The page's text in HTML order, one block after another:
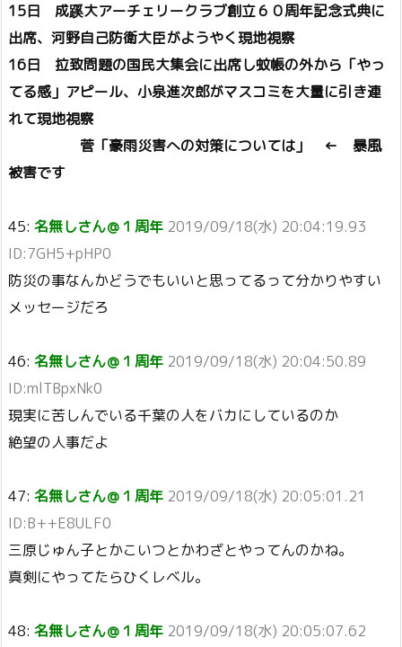
15日 成蹊大アーチェリークラブ創立６０周年記念式典に
出席、河野自己防衛大臣がようやく現地視察
16日 拉致問題の国民大集会に出席し蚊帳の外から「やっ
てる感」アピール、小泉進次郎がマスコミを大量に引き連
れて現地視察
菅「豪雨災害への対策については」 ← 暴風
被害です
45: 名無しさん＠１周年 2019/09/18(水) 20:04:19.93
ID:7GH5+pHP0
防災の事なんかどうでもいいと思ってるって分かりやすい
メッセージだろ
46: 名無しさん＠１周年 2019/09/18(水) 20:04:50.89
ID:mlTBpxNk0
現実に苦しんでいる千葉の人をバカにしているのか
絶望の人事だよ
47: 名無しさん＠１周年 2019/09/18(水) 20:05:01.21
ID:B++E8ULF0
三原じゅん子とかこいつとかわざとやってんのかね。
真剣にやってたらひくレベル。
48: 名無しさん＠１周年 2019/09/18(水) 20:05:07.62